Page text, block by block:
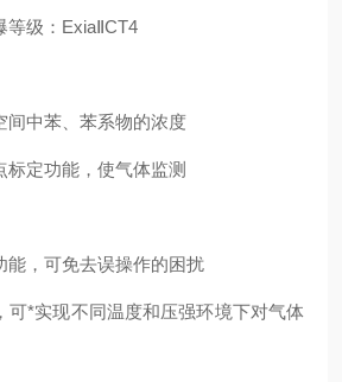
等级：ExiaⅡCT4
间中苯、苯系物的浓度
定功能，使气体监测
能，可免去误操作的困扰
可*实现不同温度和压强环境下对气体